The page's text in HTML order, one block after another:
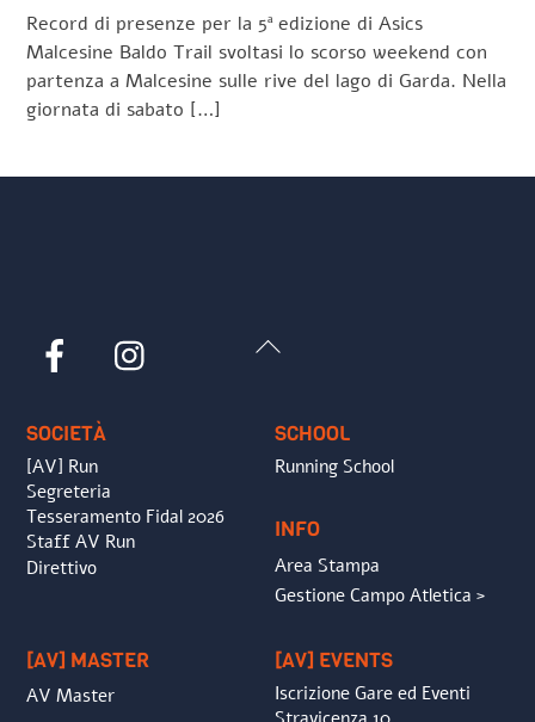
Record di presenze per la 5ª edizione di Asics
Malcesine Baldo Trail svoltasi lo scorso weekend con
partenza a Malcesine sulle rive del lago di Garda. Nella
giornata di sabato […]
Back
Facebook
SOCIETÀ
[AV] Run
Segreteria
Tesseramento Fidal 2026
Staff AV Run
Direttivo
SCHOOL
Running School
INFO
Area Stampa
Gestione Campo Atletica >
[AV] MASTER
AV Master
[AV] EVENTS
Iscrizione Gare ed Eventi